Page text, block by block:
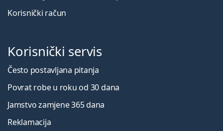
Korisnički račun
Korisnički servis
Često postavljana pitanja
Povrat robe u roku od 30 dana
Jamstvo zamjene 365 dana
Reklamacija